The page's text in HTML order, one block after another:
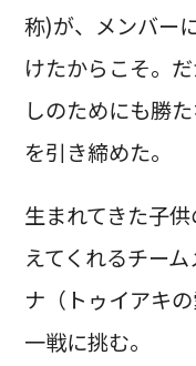
称)が、メンバー
けたからこそ。
しのためにも勝
を引き締めた。
生まれてきた子
えてくれるチー
ナ（トゥイアキ
一戦に挑む。